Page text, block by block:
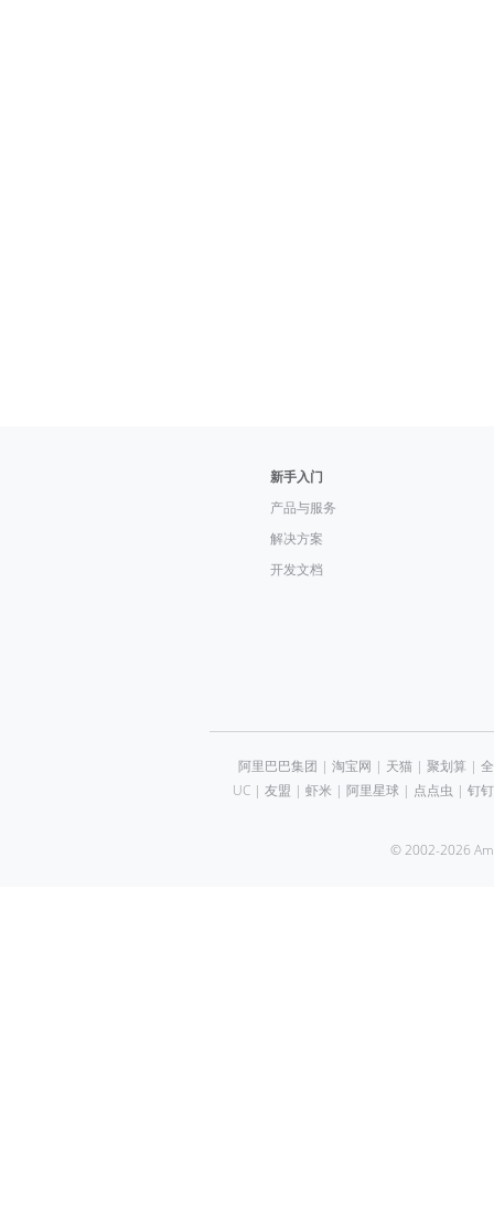
新手入门
产品与服务
解决方案
开发文档
阿里巴巴集团 | 淘宝网 | 天猫| 聚划算 |
UC| 友盟 | 虾米 | 阿里星球| 点点虫 | 钉钉
© 2002-2026